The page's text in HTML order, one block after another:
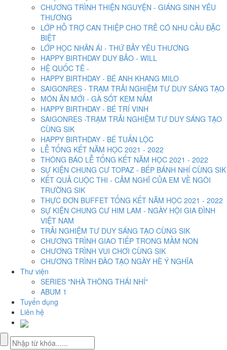
CHƯƠNG TRÌNH THIỆN NGUYỆN - GIÁNG SINH YÊU
THƯƠNG
LỚP HỖ TRỢ CAN THIỆP CHO TRẺ CÓ NHU CẦU ĐẶC
BIỆT
LỚP HỌC NHÂN ÁI - THỨ BẢY YÊU THƯƠNG
HAPPY BIRTHDAY DUY BẢO - WILL
HỆ QUỐC TÊ -
HAPPY BIRTHDAY - BÉ ANH KHANG MILO
SAIGONRES - TRẠM TRẢI NGHIỆM TƯ DUY SÁNG TẠO
MÓN ĂN MỚI - GÀ SỐT KEM NẤM
HAPPY BIRTHDAY - BÉ TRÍ VINH
SAIGONRES -TRẠM TRẢI NGHIỆM TƯ DUY SÁNG TẠO
CÙNG SIK
HAPPY BIRTHDAY - BÉ TUẤN LỘC
LỄ TỔNG KẾT NĂM HỌC 2021 - 2022
THÔNG BÁO LỄ TỔNG KẾT NĂM HỌC 2021 - 2022
SỰ KIỆN CHUNG CƯ TOPAZ - BẾP BÁNH NHÍ CÙNG SIK
KẾT QUẢ CUỘC THI - CẢM NGHĨ CỦA EM VỀ NGÔI
TRƯỜNG SIK
THỰC ĐƠN BUFFET TỔNG KẾT NĂM HỌC 2021 - 2022
SỰ KIỆN CHUNG CƯ HIM LAM - NGÀY HỘI GIA ĐÌNH
VIỆT NAM
TRẢI NGHIỆM TƯ DUY SÁNG TẠO CÙNG SIK
CHƯƠNG TRÌNH GIAO TIẾP TRONG MẦM NON
CHƯƠNG TRÌNH VUI CHƠI CÙNG SIK
CHƯƠNG TRÌNH ĐÀO TẠO NGÀY HÈ Ý NGHĨA
Thư viện
SERIES "NHÀ THÔNG THÁI NHÍ"
ABUM 1
Tuyển dụng
Liên hệ